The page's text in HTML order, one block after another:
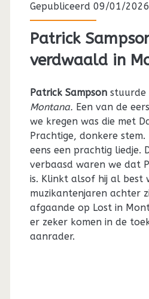
Gepubliceerd 09/01/
Patrick
verdwaald in
Patrick Sampsonstuurde
Montana. Een van de
we kregen was die met
Prachtige, donkere
eens een prachtig liedje.
verbaasd waren we dat
is. Klinkt alsof hij al best
muzikantenjaren achter
afgaande op Lost in
er zeker komen in de
aanrader.